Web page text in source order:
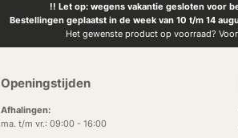
!! Let op: wegens vakantie gesloten voor
Bestellingen geplaatst in de week van 10 t/m 14
Het gewenste product op voorraad?
Openingstijden
Afhalingen:
ma. t/m vr.: 09:00 - 16:00